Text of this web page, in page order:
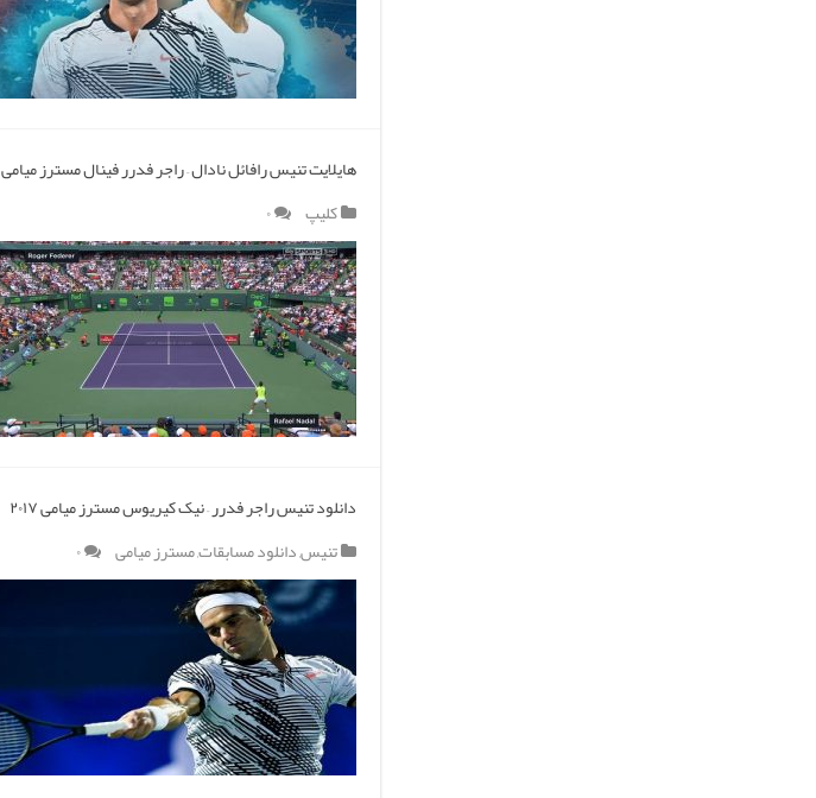
هایلایت تنیس رافائل نادال – راجر فدرر فینال مسترز میامی ۲۰۱۷
کلیپ
۰
دانلود تنیس راجر فدرر – نیک کیریوس مسترز میامی ۲۰۱۷
تنیس,دانلود مسابقات,مسترز میامی ۰